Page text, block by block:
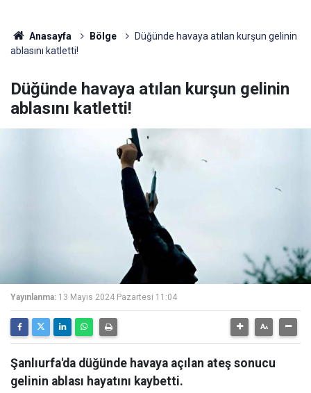
Anasayfa Bölge
Düğünde havaya atılan kurşun gelinin
ablasını katletti!
Düğünde havaya atılan kurşun gelinin
ablasını katletti!
Yayınlanma: 13 Mayıs 2024 Pazartesi 11:04
Şanlıurfa'da düğünde havaya açılan ateş sonucu
gelinin ablası hayatını kaybetti.